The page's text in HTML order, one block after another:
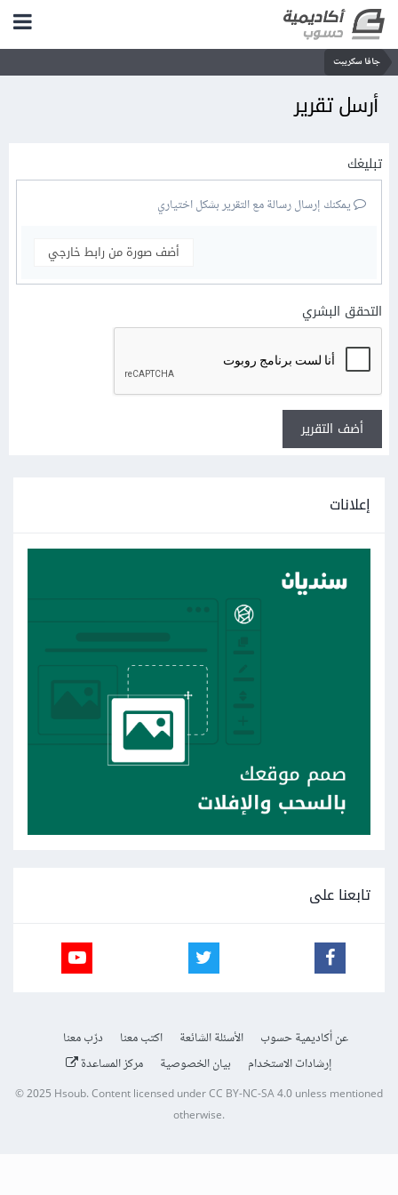
جافا سكريبت
أرسل تقرير
تبليغك
يمكنك إرسال رسالة مع التقرير بشكل اختياري
أضف صورة من رابط خارجي
التحقق البشري
أضف التقرير
إعلانات
تابعنا على
عن أكاديمية حسوب الأسئلة الشائعة اكتب معنا
درّب معنا
إرشادات الاستخدام
بيان الخصوصية مركز المساعدة
© 2025 Hsoub.Content licensed underCC BY-NC-SA 4.0unless mentioned
otherwise.